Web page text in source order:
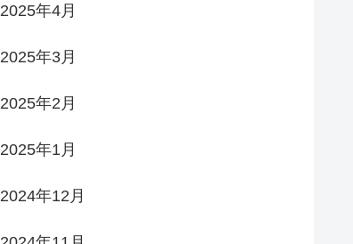
2025年4月
2025年3月
2025年2月
2025年1月
2024年12月